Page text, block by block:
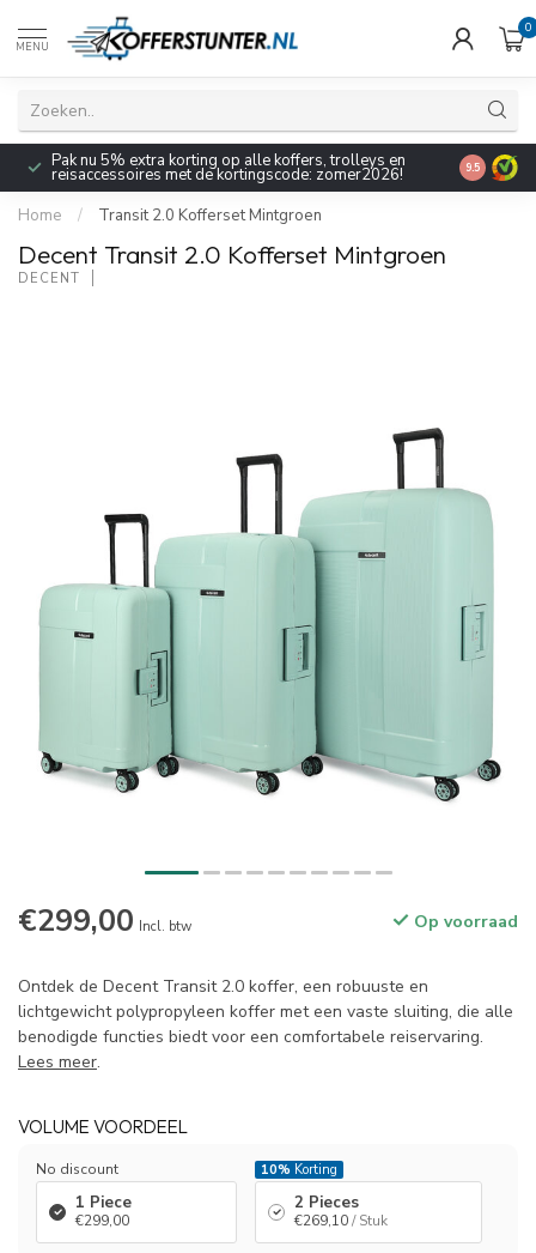
MENU
0
Pak nu 5% extra korting op alle koffers, trolleys en
reisaccessoires met de kortingscode: zomer2026! 9.5
Home / Transit 2.0 Kofferset Mintgroen
Decent Transit 2.0 Kofferset Mintgroen
DECENT
€299,00 Incl. btw Op voorraad
Ontdek de Decent Transit 2.0 koffer, een robuuste en
lichtgewicht polypropyleen koffer met een vaste sluiting, die alle
benodigde functies biedt voor een comfortabele reiservaring.
Lees meer.
VOLUME VOORDEEL
No discount
1 Piece
€299,00
10% Korting
2 Pieces
€269,10/ Stuk